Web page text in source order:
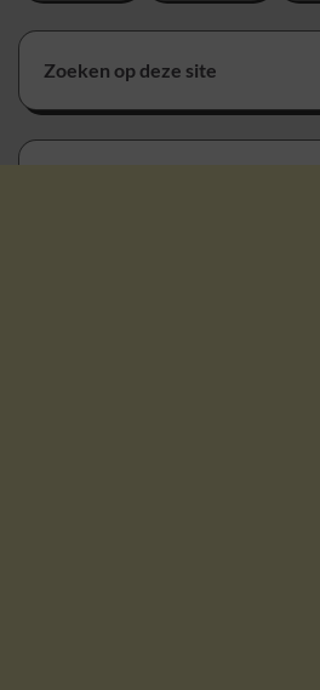
Zoeken op deze site